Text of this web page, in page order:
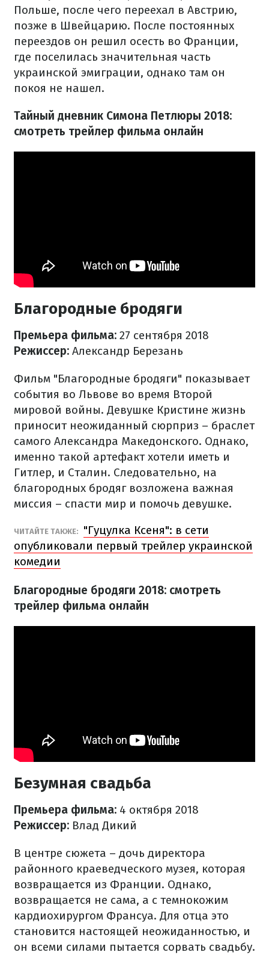
Польше, после чего переехал в Австрию,
позже в Швейцарию. После постоянных
переездов он решил осесть во Франции,
где поселилась значительная часть
украинской эмиграции, однако там он
покоя не нашел.
Тайный дневник Симона Петлюры 2018:
смотреть трейлер фильма онлайн
Благородные бродяги
Премьера фильма: 27 сентября 2018
Режиссер: Александр Березань
Фильм "Благородные бродяги" показывает
события во Львове во время Второй
мировой войны. Девушке Кристине жизнь
приносит неожиданный сюрприз – браслет
самого Александра Македонского. Однако,
именно такой артефакт хотели иметь и
Гитлер, и Сталин. Следовательно, на
благородных бродяг возложена важная
миссия – спасти мир и помочь девушке.
ЧИТАЙТЕ ТАКЖЕ:
"Гуцулка Ксеня": в сети
опубликовали первый трейлер украинской
комедии
Благородные бродяги 2018: смотреть
трейлер фильма онлайн
Безумная свадьба
Премьера фильма: 4 октября 2018
Режиссер: Влад Дикий
В центре сюжета – дочь директора
районного краеведческого музея, которая
возвращается из Франции. Однако,
возвращается не сама, а с темнокожим
кардиохирургом Франсуа. Для отца это
становится настоящей неожиданностью, и
он всеми силами пытается сорвать свадьбу.